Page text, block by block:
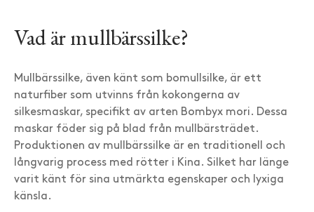
Vad är mullbärssilke?
Mullbärssilke, även känt som bomullsilke, är ett
naturfiber som utvinns från kokongerna av
silkesmaskar, specifikt av arten Bombyx mori. Dessa
maskar föder sig på blad från mullbärsträdet.
Produktionen av mullbärssilke är en traditionell och
långvarig process med rötter i Kina. Silket har länge
varit känt för sina utmärkta egenskaper och lyxiga
känsla.